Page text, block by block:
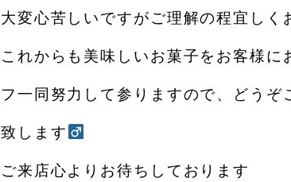
大変心苦しいですがご理解の程宜しく
これからも美味しいお菓子をお客様に
フ一同努力して参りますので、どうぞ
致します‍
ご来店心よりお待ちしております